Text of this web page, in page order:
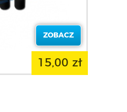
ZOBACZ
15,00 zł